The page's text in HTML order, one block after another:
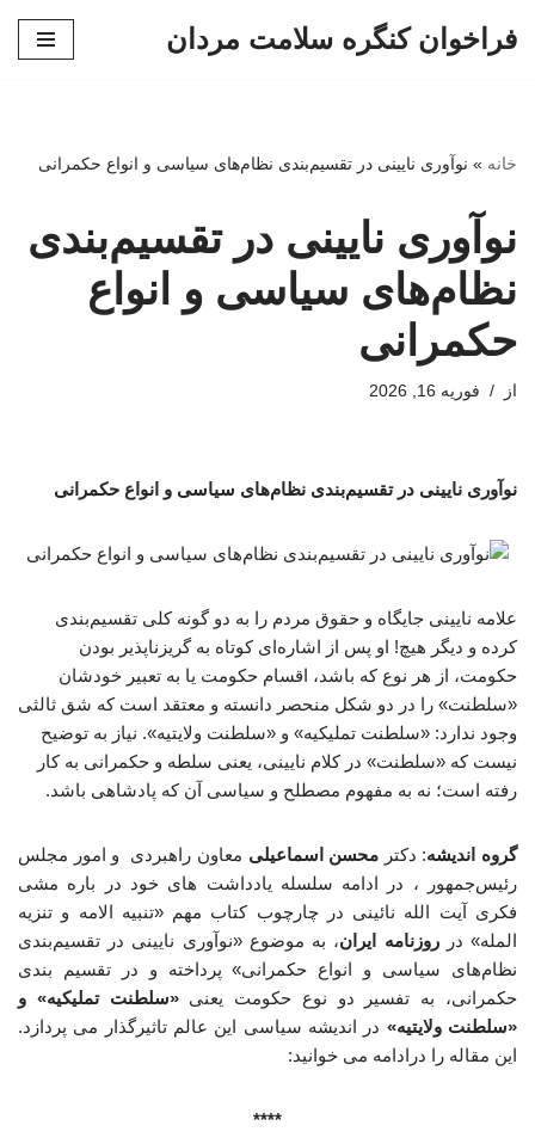
فراخوان کنگره سلامت مردان
خانه » نوآوری نایینی در تقسیم‌بندی نظام‌های سیاسی و انواع حکمرانی
نوآوری نایینی در تقسیم‌بندی
نظام‌های سیاسی و انواع
حکمرانی
از فوریه 16, 2026
نوآوری نایینی در تقسیم‌بندی نظام‌های سیاسی و انواع حکمرانی
علامه نایینی جایگاه و حقوق مردم را به دو گونه کلی تقسیم‌بندی
کرده و دیگر هیچ! او پس از اشاره‌ای کوتاه به گریزناپذیر بودن
حکومت، از هر نوع که باشد، اقسام حکومت یا به تعبیر خودشان
«سلطنت» را در دو شکل منحصر دانسته و معتقد است که شق ثالثی
وجود ندارد: «سلطنت تملیکیه» و «سلطنت ولایتیه». نیاز به توضیح
نیست که «سلطنت» در کلام نایینی، یعنی سلطه و حکمرانی به کار
رفته است؛ نه به مفهوم مصطلح و سیاسی آن که پادشاهی باشد.
گروه اندیشه: دکتر محسن اسماعیلی معاون راهبردی و امور مجلس
رئیس‌جمهور ، در ادامه سلسله یادداشت های خود در باره مشی
فکری آیت الله نائینی در چارچوب کتاب مهم «تنبیه الامه و تنزیه
المله» درروزنامه ایران، به موضوع «نوآوری نایینی در تقسیم‌بندی
نظام‌های سیاسی و انواع حکمرانی» پرداخته و در تقسیم بندی
حکمرانی، به تفسیر دو نوع حکومت یعنی«سلطنت تملیکیه» و
«سلطنت ولایتیه» در اندیشه سیاسی این عالم تاثیرگذار می پردازد.
این مقاله را درادامه می خوانید:
****